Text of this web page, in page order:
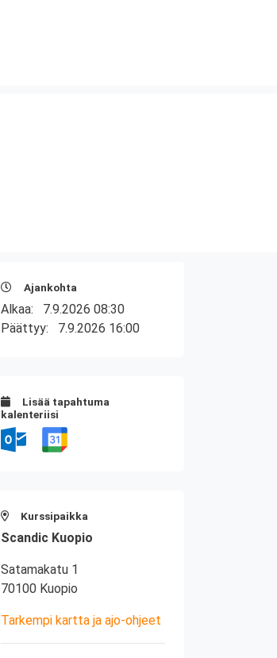
Ajankohta
Alkaa: 7.9.2026 08:30
Päättyy: 7.9.2026 16:00
Lisää tapahtuma
kalenteriisi
Kurssipaikka
Scandic Kuopio
Satamakatu 1
70100 Kuopio
Tarkempi kartta ja ajo-ohjeet